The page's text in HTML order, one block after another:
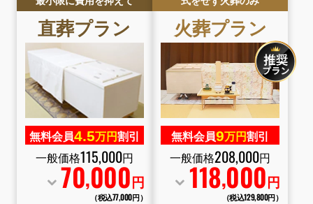
直葬プラン
無料会員4.5万円割引
一般価格115,000円
70,000 円
（税込77,000円）
火葬プラン
無料会員9万円割引
一般価格208,000円
118,000 円
（税込129,800円）